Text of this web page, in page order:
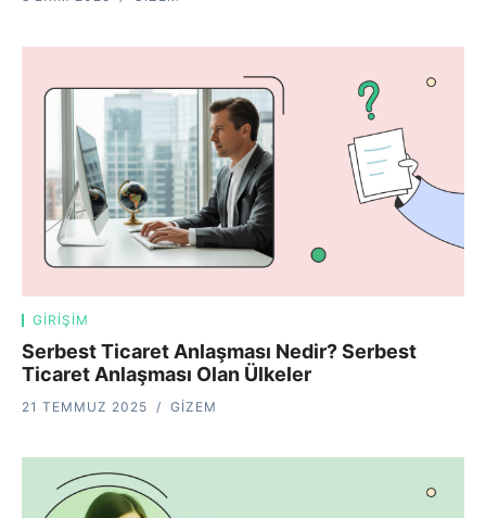
GIRIŞIM
Serbest Ticaret Anlaşması Nedir? Serbest
Ticaret Anlaşması Olan Ülkeler
21 TEMMUZ 2025 GIZEM